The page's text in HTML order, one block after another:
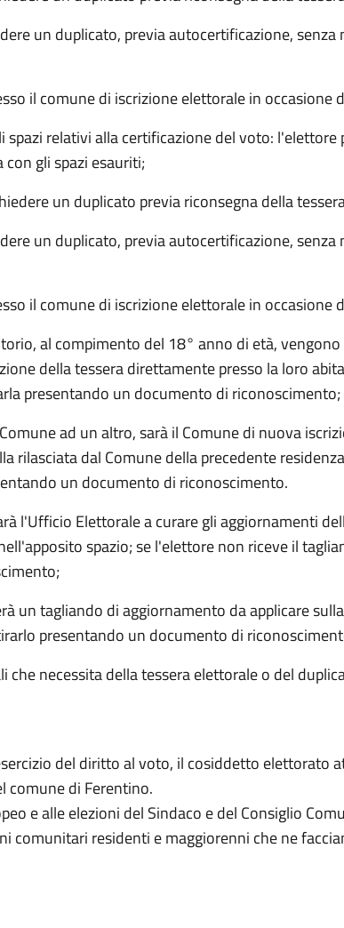
un duplicato, previa autocertificazione,
il comune di iscrizione elettorale in occasione
relativi alla certificazione del voto:
gli spazi esauriti;
un duplicato previa riconsegna della
un duplicato, previa autocertificazione,
il comune di iscrizione elettorale in occasione
al compimento del 18° anno di età,
della tessera direttamente presso la loro
presentando un documento di riconoscimento;
ad un altro, sarà il Comune di nuova
rilasciata dal Comune della precedente
un documento di riconoscimento.
l'Ufficio Elettorale a curare gli aggiornamenti
spazio; se l'elettore non riceve il
un tagliando di aggiornamento da applicare
presentando un documento di
necessita della tessera elettorale o del
del diritto al voto, il cosiddetto elettorato
comune di Ferentino.
e alle elezioni del Sindaco e del Consiglio
comunitari residenti e maggiorenni che ne